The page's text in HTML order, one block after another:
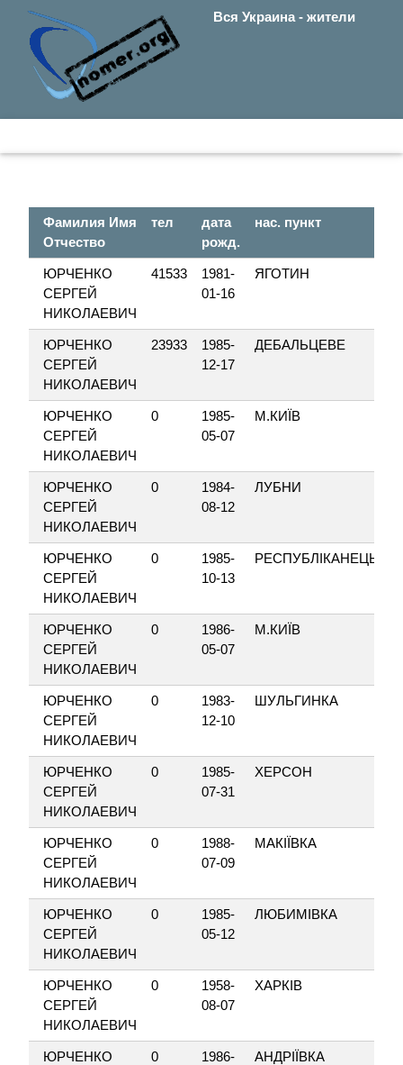
Вся Украина - жители
Фамилия Имя
Отчество
тел
дата
рожд.
нас. пункт
ЮРЧЕНКО
СЕРГЕЙ
НИКОЛАЕВИЧ
41533
1981-
01-16
ЯГОТИН
ЮРЧЕНКО
СЕРГЕЙ
НИКОЛАЕВИЧ
23933
1985-
12-17
ДЕБАЛЬЦЕВЕ
ЮРЧЕНКО
СЕРГЕЙ
НИКОЛАЕВИЧ
0
1985-
05-07
М.КИЇВ
ЮРЧЕНКО
СЕРГЕЙ
НИКОЛАЕВИЧ
0
1984-
08-12
ЛУБНИ
ЮРЧЕНКО
СЕРГЕЙ
НИКОЛАЕВИЧ
0
1985-
10-13
РЕСПУБЛІКАНЕЦЬ
ЮРЧЕНКО
СЕРГЕЙ
НИКОЛАЕВИЧ
0
1986-
05-07
М.КИЇВ
ЮРЧЕНКО
СЕРГЕЙ
НИКОЛАЕВИЧ
0
1983-
12-10
ШУЛЬГИНКА
ЮРЧЕНКО
СЕРГЕЙ
НИКОЛАЕВИЧ
0
1985-
07-31
ХЕРСОН
ЮРЧЕНКО
СЕРГЕЙ
НИКОЛАЕВИЧ
0
1988-
07-09
МАКІЇВКА
ЮРЧЕНКО
СЕРГЕЙ
НИКОЛАЕВИЧ
0
1985-
05-12
ЛЮБИМІВКА
ЮРЧЕНКО
СЕРГЕЙ
НИКОЛАЕВИЧ
0
1958-
08-07
ХАРКІВ
ЮРЧЕНКО
0
1986-
АНДРІЇВКА